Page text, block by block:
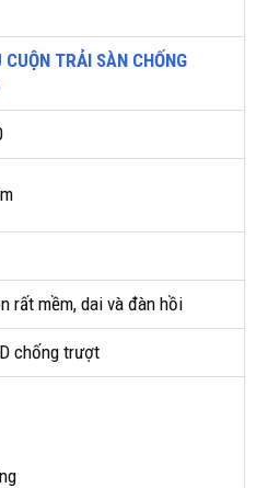
TRẢI SÀN CHỐNG
rất mềm, dai và đàn hồi
chống trượt